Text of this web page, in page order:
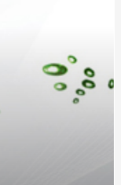
причини та
удобство
и стиль